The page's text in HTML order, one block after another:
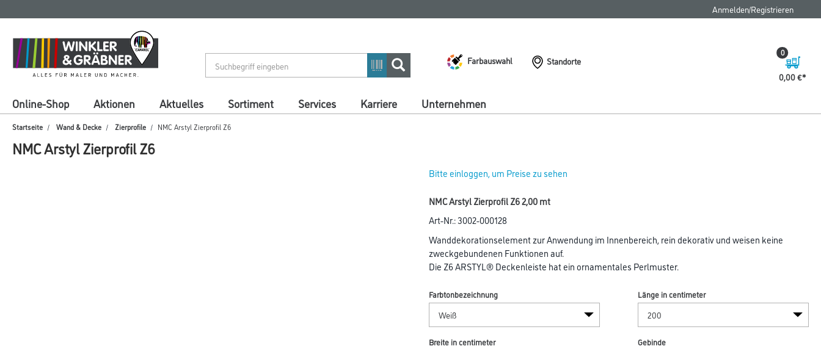
springen
springen
Anmelden/Registrieren
Farbauswahl
Standorte
0,00 €
0
Online-Shop Aktionen Aktuelles Sortiment Services Karriere Unternehmen
Startseite Wand & Decke Zierprofile NMC Arstyl Zierprofil Z6
NMC Arstyl Zierprofil Z6
Bitte einloggen, um Preise zu sehen
NMC Arstyl Zierprofil Z6 2,00 mt
Art-Nr.:3002-000128
Wanddekorationselement zur Anwendung im Innenbereich, rein dekorativ und weisen keine
zweckgebundenen Funktionen auf.
Die Z6 ARSTYL® Deckenleiste hat ein ornamentales Perlmuster.
Farbtonbezeichnung Länge in centimeter
Breite in centimeter Gebinde